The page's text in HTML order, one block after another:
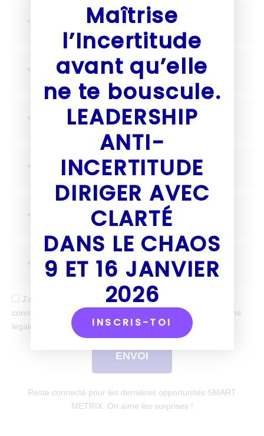
J'accepte de recevoir tes mails et confirme avoir pris
connaissance de votre politique de confidentialité et mentions
légales.
ENVOI
Reste connecté pour les dernières opportunités SMART
METRIX. On aime les surprises !
Maîtrise
l’Incertitude
avant qu’elle
ne te bouscule.
LEADERSHIP
ANTI-
INCERTITUDE
DIRIGER AVEC
CLARTÉ
DANS LE CHAOS
9 ET 16 JANVIER
2026
INSCRIS-TOI